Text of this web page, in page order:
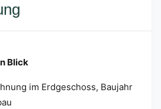
Blick
im Erdgeschoss, Baujahr